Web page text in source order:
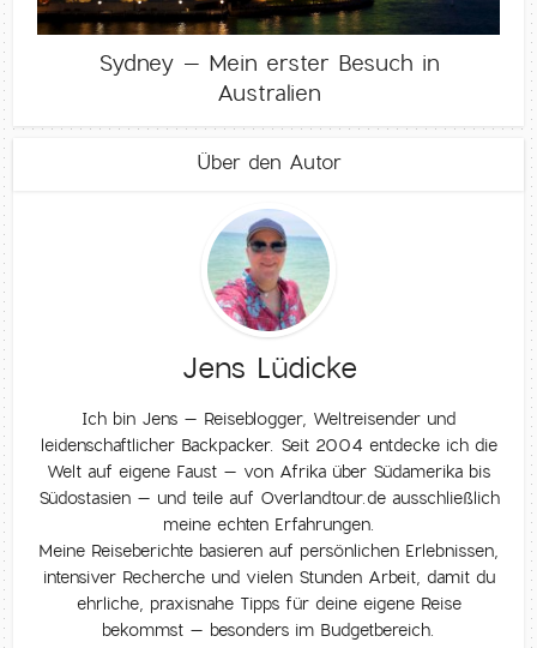
Sydney – Mein erster Besuch in
Australien
Über den Autor
Jens Lüdicke
Ich bin Jens – Reiseblogger, Weltreisender und
leidenschaftlicher Backpacker. Seit 2004 entdecke ich die
Welt auf eigene Faust – von Afrika über Südamerika bis
Südostasien – und teile auf Overlandtour.de ausschließlich
meine echten Erfahrungen.
Meine Reiseberichte basieren auf persönlichen Erlebnissen,
intensiver Recherche und vielen Stunden Arbeit, damit du
ehrliche, praxisnahe Tipps für deine eigene Reise
bekommst – besonders im Budgetbereich.